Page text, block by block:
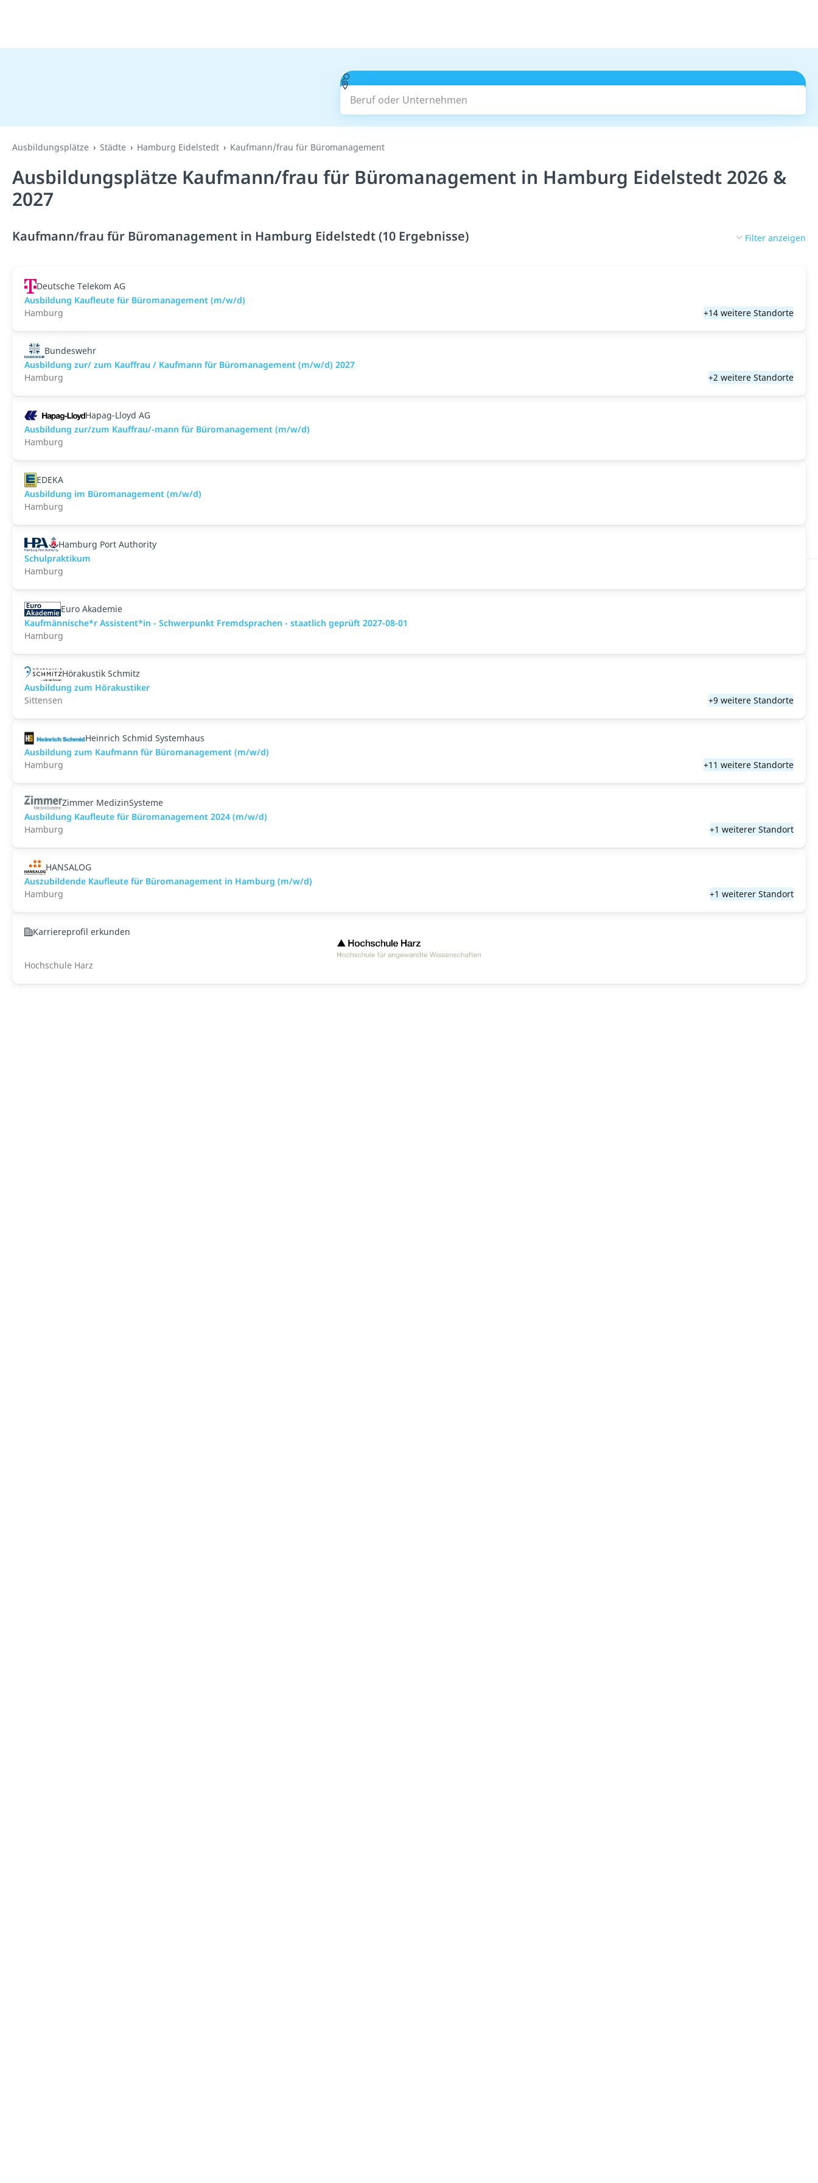
Beruf oder Unternehmen
Ausbildungsplätze Städte Hamburg Eidelstedt Kaufmann/frau für Büromanagement
Ausbildungsplätze Kaufmann/frau für Büromanagement in Hamburg Eidelstedt 2026 &
2027
Kaufmann/frau für Büromanagement in Hamburg Eidelstedt (10 Ergebnisse) Filter anzeigen
Deutsche Telekom AG
Ausbildung Kaufleute für Büromanagement (m/w/d)
Hamburg
+14 weitere Standorte
Bundeswehr
Ausbildung zur/ zum Kauffrau / Kaufmann für Büromanagement (m/w/d) 2027
Hamburg
+2 weitere Standorte
Hapag-Lloyd AG
Ausbildung zur/zum Kauffrau/-mann für Büromanagement (m/w/d)
Hamburg
EDEKA
Ausbildung im Büromanagement (m/w/d)
Hamburg
Hamburg Port Authority
Schulpraktikum
Hamburg
Euro Akademie
Kaufmännische*r Assistent*in - Schwerpunkt Fremdsprachen - staatlich geprüft 2027-08-01
Hamburg
Hörakustik Schmitz
Ausbildung zum Hörakustiker
Sittensen
+9 weitere Standorte
Heinrich Schmid Systemhaus
Ausbildung zum Kaufmann für Büromanagement (m/w/d)
Hamburg
+11 weitere Standorte
Zimmer MedizinSysteme
Ausbildung Kaufleute für Büromanagement 2024 (m/w/d)
Hamburg
+1 weiterer Standort
HANSALOG
Auszubildende Kaufleute für Büromanagement in Hamburg (m/w/d)
Hamburg
+1 weiterer Standort
Karriereprofil erkunden
Hochschule Harz